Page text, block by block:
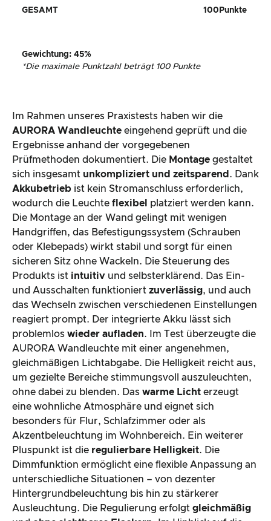
GESAMT 100 Punkte
Gewichtung: 45%
*Die maximale Punktzahl beträgt 100 Punkte
Im Rahmen unseres Praxistests haben wir die
AURORA Wandleuchte eingehend geprüft und die
Ergebnisse anhand der vorgegebenen
Prüfmethoden dokumentiert. Die Montage gestaltet
sich insgesamt unkompliziert und zeitsparend . Dank
Akkubetrieb ist kein Stromanschluss erforderlich,
wodurch die Leuchte flexibel platziert werden kann.
Die Montage an der Wand gelingt mit wenigen
Handgriffen, das Befestigungssystem (Schrauben
oder Klebepads) wirkt stabil und sorgt für einen
sicheren Sitz ohne Wackeln. Die Steuerung des
Produkts ist intuitiv und selbsterklärend. Das Ein-
und Ausschalten funktioniert zuverlässig, und auch
das Wechseln zwischen verschiedenen Einstellungen
reagiert prompt. Der integrierte Akku lässt sich
problemlos wieder aufladen. Im Test überzeugte die
AURORA Wandleuchte mit einer angenehmen,
gleichmäßigen Lichtabgabe. Die Helligkeit reicht aus,
um gezielte Bereiche stimmungsvoll auszuleuchten,
ohne dabei zu blenden. Das warme Licht erzeugt
eine wohnliche Atmosphäre und eignet sich
besonders für Flur, Schlafzimmer oder als
Akzentbeleuchtung im Wohnbereich. Ein weiterer
Pluspunkt ist die regulierbare Helligkeit. Die
Dimmfunktion ermöglicht eine flexible Anpassung an
unterschiedliche Situationen – von dezenter
Hintergrundbeleuchtung bis hin zu stärkerer
Ausleuchtung. Die Regulierung erfolgt gleichmäßig